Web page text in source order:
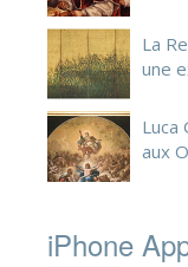
La
une
Luca
aux
iPhone